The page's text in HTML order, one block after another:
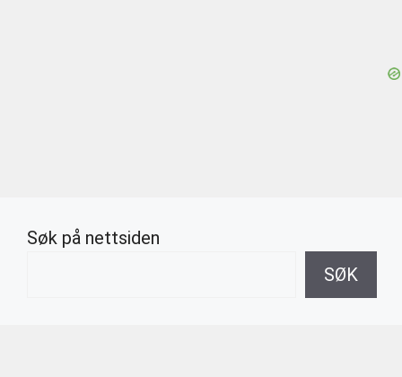
Søk på nettsiden
SØK